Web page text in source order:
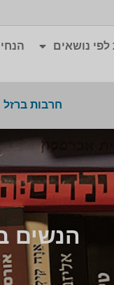
נושאים
חרבות ברזל
הנשים